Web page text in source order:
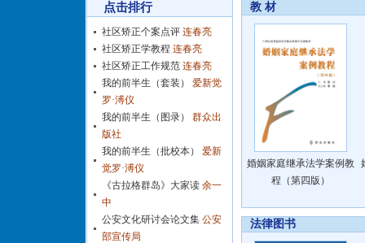
点击排行
社区矫正个案点评 连春亮
社区矫正学教程 连春亮
社区矫正工作规范 连春亮
我的前半生（套装）
爱新觉
罗·溥仪
我的前半生（图录）
群众出
版社
我的前半生（批校本）
爱新
觉罗·溥仪
《古拉格群岛》大家读 余一
中
公安文化研讨会论文集 公安
部宣传局
教 材
婚姻家庭继承法学案例教
程（第四版）
法律图书